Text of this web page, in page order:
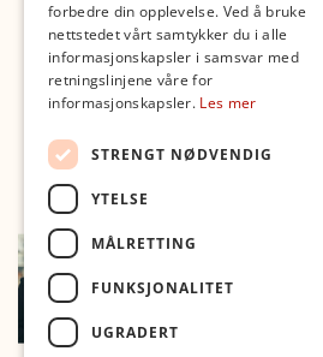
forbedre din opplevelse. Ved å bruke
nettstedet vårt samtykker du i alle
informasjonskapsler i samsvar med
retningslinjene våre for
informasjonskapsler. Les mer
STRENGT NØDVENDIG
YTELSE
MÅLRETTING
FUNKSJONALITET
UGRADERT